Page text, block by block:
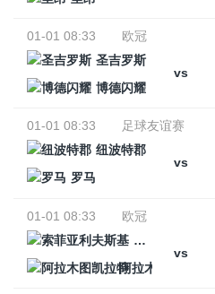
01-01 08:33
欧冠
圣吉罗斯
vs
博德闪耀
01-01 08:33
足球友谊赛
纽波特郡
vs
罗马
01-01 08:33
欧冠
索菲亚利夫斯基
vs
阿拉木图凯拉特